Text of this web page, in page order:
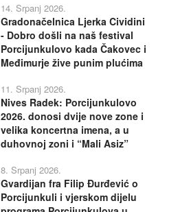
14. Srpanj 2026.
Gradonačelnica Ljerka Cividini
- Dobro došli na naš festival
Porcijunkulovo kada Čakovec i
Međimurje žive punim plućima
11. Srpanj 2026.
Nives Radek: Porcijunkulovo
2026. donosi dvije nove zone i
velika koncertna imena, a u
duhovnoj zoni i “Mali Asiz”
8. Srpanj 2026.
Gvardijan fra Filip Đurđević o
Porcijunkuli i vjerskom dijelu